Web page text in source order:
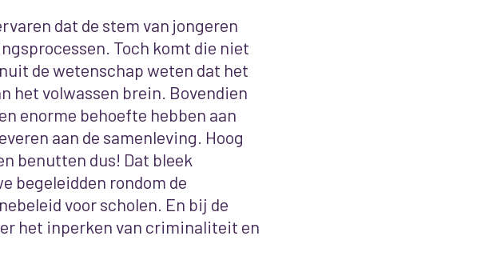
dat de stem van jongeren
Toch komt die niet
de wetenschap weten dat het
het volwassen brein. Bovendien
enorme behoefte hebben aan
aan de samenleving. Hoog
benutten dus! Dat bleek
begeleidden rondom de
voor scholen. En bij de
het inperken van criminaliteit en